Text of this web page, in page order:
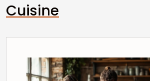
Cuisine